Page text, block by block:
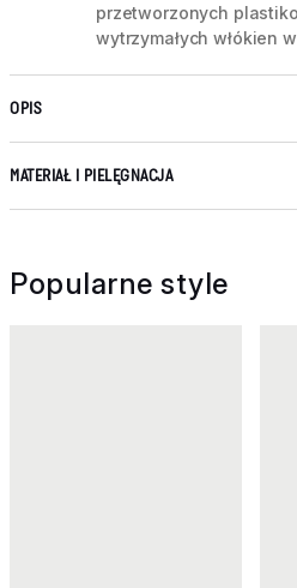
przetworzonych
wytrzymałych włókien
OPIS
MATERIAŁ I PIELĘGNACJA
Popularne style